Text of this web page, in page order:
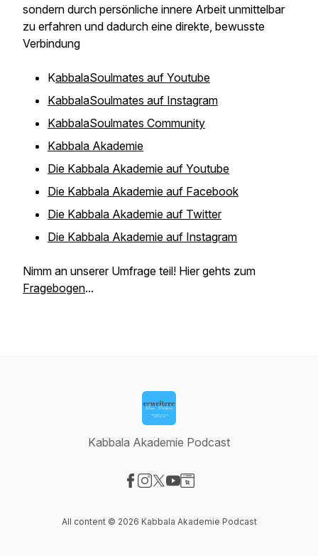
sondern durch persönliche innere Arbeit unmittelbar
zu erfahren und dadurch eine direkte, bewusste
Verbindung
KabbalaSoulmates auf Youtube
KabbalaSoulmates auf Instagram
KabbalaSoulmates Community
Kabbala Akademie
Die Kabbala Akademie auf Youtube
Die Kabbala Akademie auf Facebook
Die Kabbala Akademie auf Twitter
Die Kabbala Akademie auf Instagram
Nimm an unserer Umfrage teil! Hier gehts zum
Fragebogen...
Kabbala Akademie Podcast
All content © 2026 Kabbala Akademie Podcast